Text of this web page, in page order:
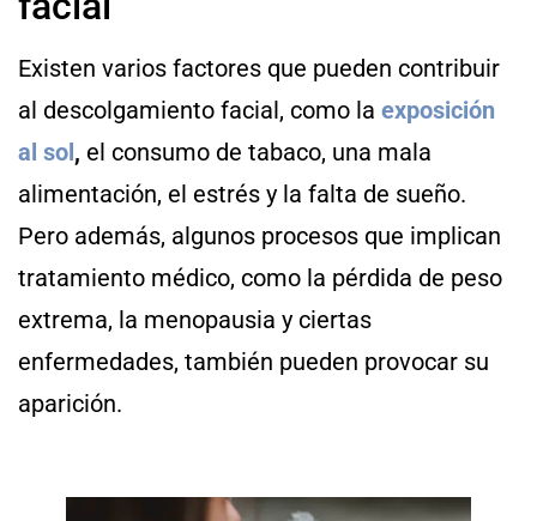
Existen varios factores que pueden contribuir
al descolgamiento facial, como la exposición
al sol, el consumo de tabaco, una mala
alimentación, el estrés y la falta de sueño.
Pero además, algunos procesos que implican
tratamiento médico, como la pérdida de peso
extrema, la menopausia y ciertas
enfermedades, también pueden provocar su
aparición.